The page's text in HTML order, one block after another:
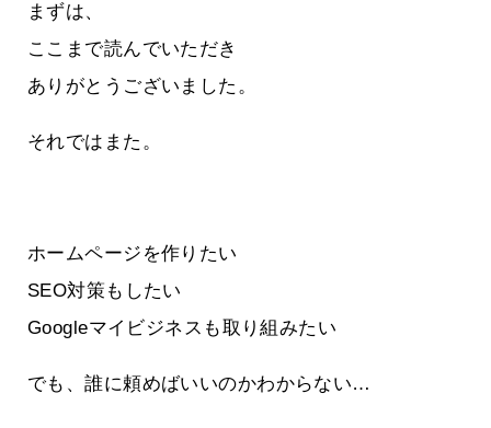
まずは、
ここまで読んでいただき
ありがとうございました。
それではまた。
ホームページを作りたい
SEO対策もしたい
Googleマイビジネスも取り組みたい
でも、誰に頼めばいいのかわからない…